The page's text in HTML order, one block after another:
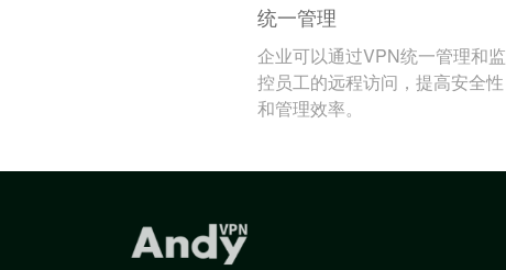
统一管理
企业可以通过VPN统一管理和监
控员工的远程访问，提高安全性
和管理效率。